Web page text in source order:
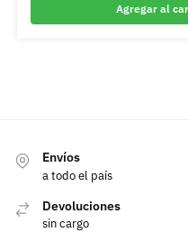
Agregar al
Envíos
a todo el país
Devoluciones
sin cargo